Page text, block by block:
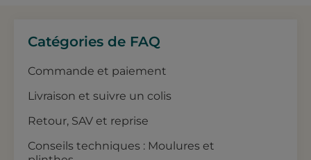
Catégories de FAQ
Commande et paiement
Livraison et suivre un colis
Retour, SAV et reprise
Conseils techniques : Moulures et